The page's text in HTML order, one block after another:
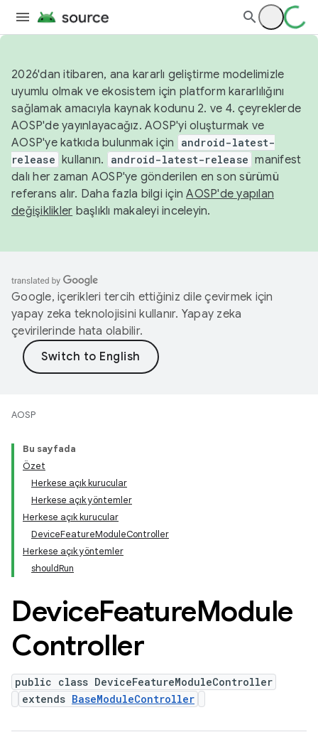
2026'dan itibaren, ana kararlı geliştirme modelimizle
uyumlu olmak ve ekosistem için platform kararlılığını
sağlamak amacıyla kaynak kodunu 2. ve 4. çeyreklerde
AOSP'de yayınlayacağız. AOSP'yi oluşturmak ve
AOSP'ye katkıda bulunmak için
android-latest-
release kullanın. android-latest-release manifest
dalı her zaman AOSP'ye gönderilen en son sürümü
referans alır. Daha fazla bilgi içinAOSP'de yapılan
değişiklikler başlıklı makaleyi inceleyin.
Google, içerikleri tercih ettiğiniz dile çevirmek için
yapay zeka teknolojisini kullanır. Yapay zeka
çevirilerinde hata olabilir.
AOSP
Bu sayfada
Özet
Herkese açık kurucular
Herkese açık yöntemler
Herkese açık kurucular
DeviceFeatureModuleController
Herkese açık yöntemler
shouldRun
DeviceFeatureModule
Controller
public class DeviceFeatureModuleController
extends BaseModuleController